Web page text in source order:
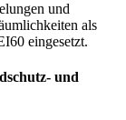
und
als
eingesetzt.
und